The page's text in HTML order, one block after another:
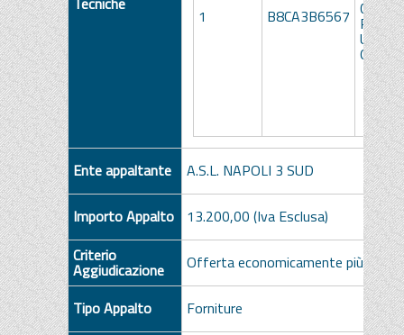
1 B8CA3B6567 PER
Ente appaltante A.S.L. NAPOLI 3 SUD
Importo Appalto
13.200,00 (Iva Esclusa)
Criterio
Aggiudicazione Offerta economicamente più
Tipo Appalto
Forniture